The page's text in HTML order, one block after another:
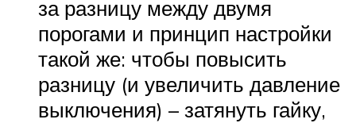
за разницу между двумя
порогами и принцип настройки
такой же: чтобы повысить
разницу (и увеличить давление
выключения) – затянуть гайку,